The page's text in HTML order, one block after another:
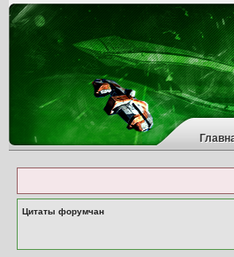
Цитаты форумчан